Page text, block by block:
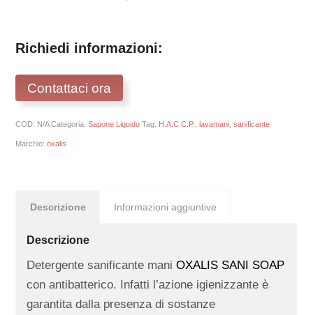
Richiedi informazioni:
Contattaci ora
COD: N/A Categoria:Sapone Liquido Tag: H.A.C.C.P. ,lavamani ,sanificante
Marchio:oxalis
Descrizione Informazioni aggiuntive
Descrizione
Detergente sanificante maniOXALIS SANI SOAP
con antibatterico. Infatti l’azione igienizzante è
garantita dalla presenza di sostanze